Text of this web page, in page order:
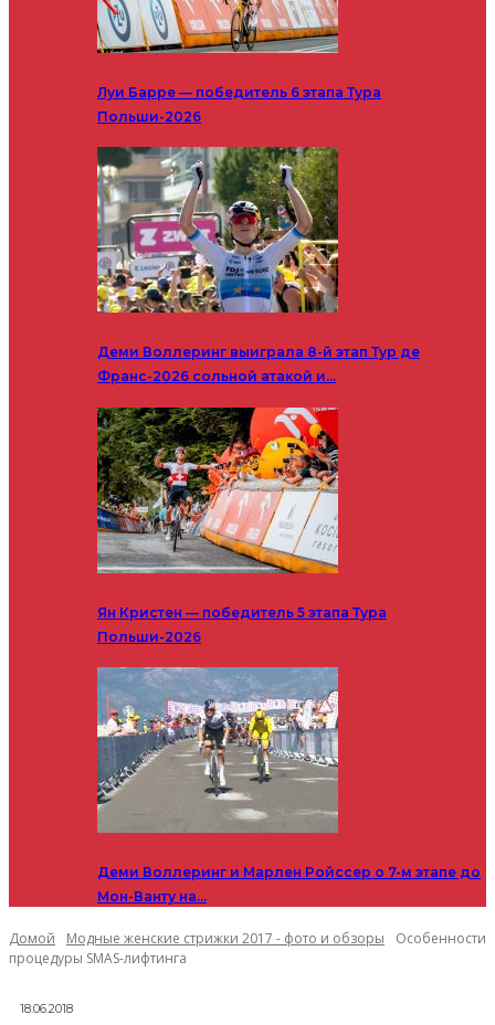
Луи Барре — победитель 6 этапа Тура
Польши-2026
Деми Воллеринг выиграла 8-й этап Тур де
Франс-2026 сольной атакой и…
Ян Кристен — победитель 5 этапа Тура
Польши-2026
Деми Воллеринг и Марлен Ройссер о 7-м этапе до
Мон-Ванту на…
Домой Модные женские стрижки 2017 - фото и обзоры
Особенности
процедуры SMAS-лифтинга
18.06.2018